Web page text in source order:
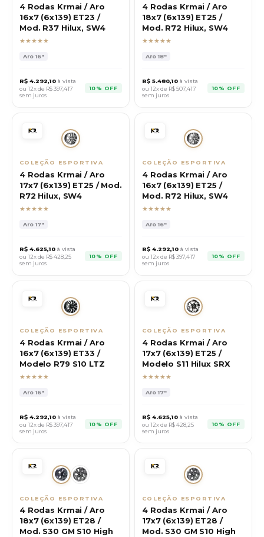
4 Rodas Krmai / Aro
16x7 (6x139) ET23 /
Mod. R37 Hilux, SW4
★★★★★
Aro16"
R$ 4.292,10 à vista
ou 12x de R$397,417
sem juros
10% OFF
4 Rodas Krmai / Aro
18x7 (6x139) ET25 /
Mod. R72 Hilux, SW4
★★★★★
Aro18"
R$ 5.480,10 à vista
ou 12x de R$507,417
sem juros
10% OFF
COLEÇÃO ESPORTIVA
4 Rodas Krmai / Aro
17x7 (6x139) ET25 / Mod.
R72 Hilux, SW4
★★★★★
Aro17"
R$ 4.625,10 à vista
ou 12x de R$428,25
sem juros
10% OFF
COLEÇÃO ESPORTIVA
4 Rodas Krmai / Aro
16x7 (6x139) ET25 /
Mod. R72 Hilux, SW4
★★★★★
Aro16"
R$ 4.292,10 à vista
ou 12x de R$397,417
sem juros
10% OFF
COLEÇÃO ESPORTIVA
4 Rodas Krmai / Aro
16x7 (6x139) ET33 /
Modelo R79 S10 LTZ
★★★★★
Aro16"
R$ 4.292,10 à vista
ou 12x de R$397,417
sem juros
10% OFF
COLEÇÃO ESPORTIVA
4 Rodas Krmai / Aro
17x7 (6x139) ET25 /
Modelo S11 Hilux SRX
★★★★★
Aro17"
R$ 4.625,10 à vista
ou 12x de R$428,25
sem juros
10% OFF
COLEÇÃO ESPORTIVA
4 Rodas Krmai / Aro
18x7 (6x139) ET28 /
Mod. S30 GM S10 High
COLEÇÃO ESPORTIVA
4 Rodas Krmai / Aro
17x7 (6x139) ET28 /
Mod. S30 GM S10 High